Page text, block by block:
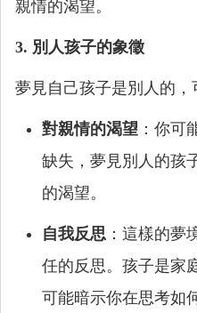
親情的渴望。
3. 別人孩子的象徵
夢見自己孩子是別人的，
對親情的渴望 ：你可
缺失，夢見別人的孩
的渴望。
自我反思 ：這樣的夢
任的反思。孩子是家
可能暗示你在思考如